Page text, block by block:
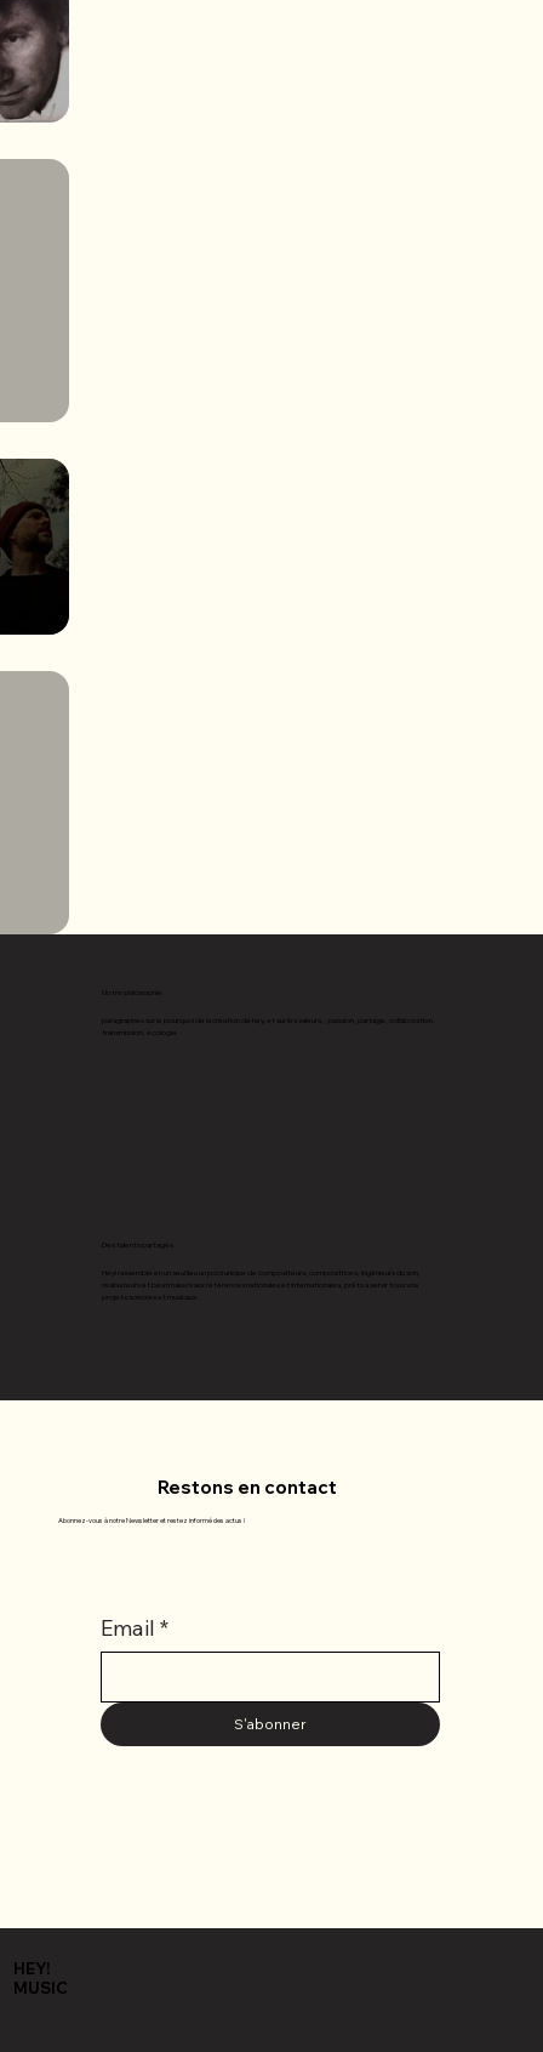
Notre philosophie
paragraphes sur le pourquoi de la création de hey, et sur les valeurs, ; passion, partage, collaboration,
transmission, écologie
Des talents partagés
Hey! rassemble en un seul lieu un pool unique de compositeurs, compositrices, ingénieurs du son,
réalisateurs et beatmakers aux références nationales et internationales, prêts à servir tous vos
projets sonores et musicaux.
Abonnez-vous à notre Newsletter et restez informé des actus !
Restons en contact
Email *
S'abonner
HEY!
MUSIC